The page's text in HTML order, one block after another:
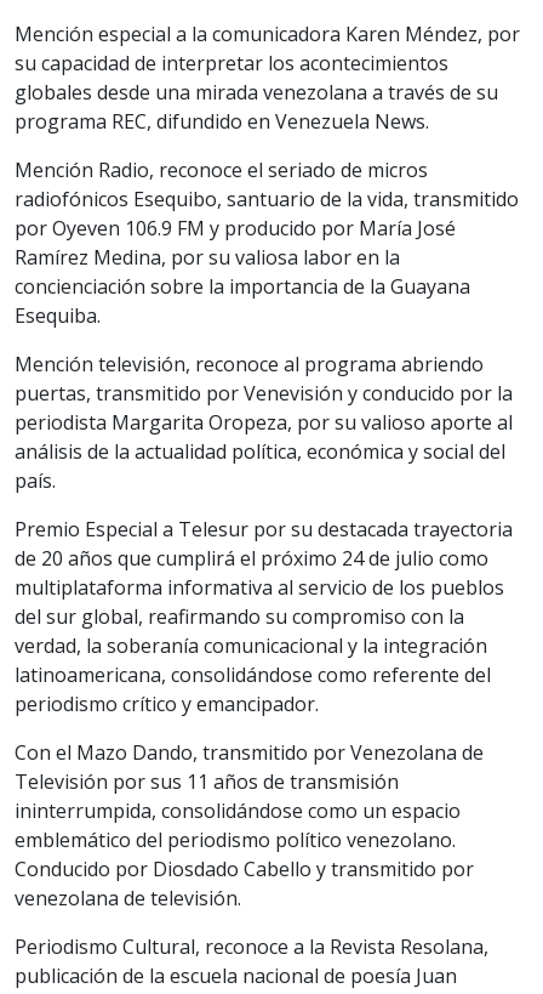
Mención especial a la comunicadora Karen Méndez, por
su capacidad de interpretar los acontecimientos
globales desde una mirada venezolana a través de su
programa REC, difundido en Venezuela News.
Mención Radio, reconoce el seriado de micros
radiofónicos Esequibo, santuario de la vida, transmitido
por Oyeven 106.9 FM y producido por María José
Ramírez Medina, por su valiosa labor en la
concienciación sobre la importancia de la Guayana
Esequiba.
Mención televisión, reconoce al programa abriendo
puertas, transmitido por Venevisión y conducido por la
periodista Margarita Oropeza, por su valioso aporte al
análisis de la actualidad política, económica y social del
país.
Premio Especial a Telesur por su destacada trayectoria
de 20 años que cumplirá el próximo 24 de julio como
multiplataforma informativa al servicio de los pueblos
del sur global, reafirmando su compromiso con la
verdad, la soberanía comunicacional y la integración
latinoamericana, consolidándose como referente del
periodismo crítico y emancipador.
Con el Mazo Dando, transmitido por Venezolana de
Televisión por sus 11 años de transmisión
ininterrumpida, consolidándose como un espacio
emblemático del periodismo político venezolano.
Conducido por Diosdado Cabello y transmitido por
venezolana de televisión.
Periodismo Cultural, reconoce a la Revista Resolana,
publicación de la escuela nacional de poesía Juan